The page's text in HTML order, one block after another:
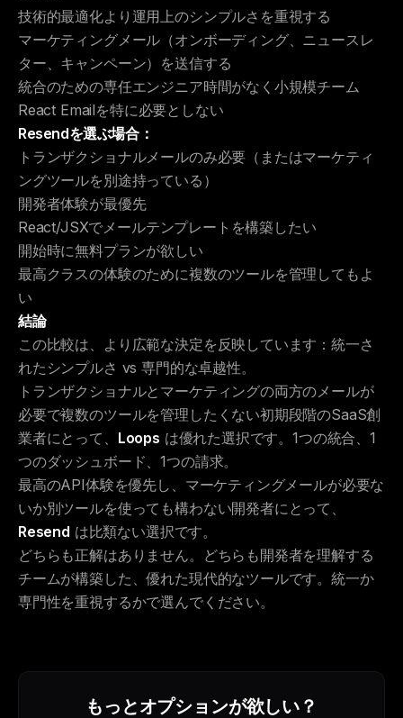
技術的最適化より運用上のシンプルさを重視する
マーケティングメール（オンボーディング、ニュースレ
ター、キャンペーン）を送信する
統合のための専任エンジニア時間がなく小規模チーム
React Emailを特に必要としない
Resendを選ぶ場合：
トランザクショナルメールのみ必要（またはマーケティ
ングツールを別途持っている）
開発者体験が最優先
React/JSXでメールテンプレートを構築したい
開始時に無料プランが欲しい
最高クラスの体験のために複数のツールを管理してもよ
い
結論
この比較は、より広範な決定を反映しています：統一さ
れたシンプルさ vs 専門的な卓越性。
トランザクショナルとマーケティングの両方のメールが
必要で複数のツールを管理したくない初期段階のSaaS創
業者にとって、 Loops は優れた選択です。1つの統合、1
つのダッシュボード、1つの請求。
最高のAPI体験を優先し、マーケティングメールが必要な
いか別ツールを使っても構わない開発者にとって、
Resend は比類ない選択です。
どちらも正解はありません。どちらも開発者を理解する
チームが構築した、優れた現代的なツールです。統一か
専門性を重視するかで選んでください。
もっとオプションが欲しい？